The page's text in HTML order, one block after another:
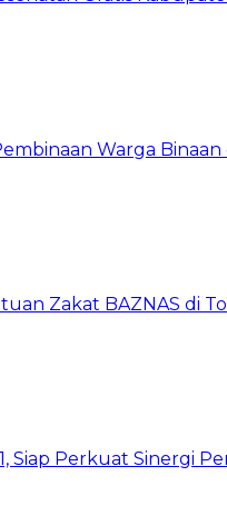
Warga
Zakat BAZNAS di
Siap Perkuat Sinergi